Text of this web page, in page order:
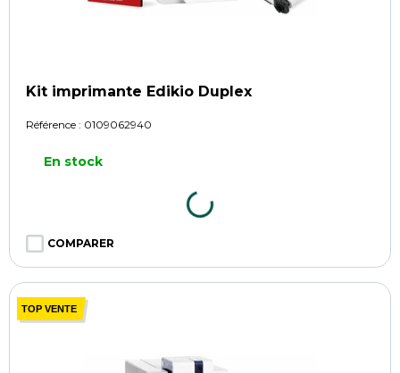
Kit imprimante Edikio Duplex
Référence : 0109062940
En stock
COMPARER
TOP VENTE